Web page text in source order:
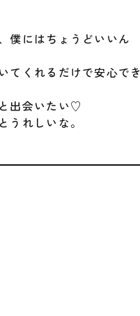
僕にはちょうどいいん
てくれるだけで安心でき
出会いたい♡
れしいな。